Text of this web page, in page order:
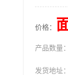
价格：
产品数量：
发货地址：